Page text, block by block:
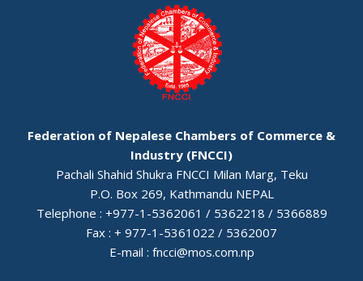
Federation of Nepalese Chambers of Commerce &
Industry (FNCCI)
Pachali Shahid Shukra FNCCI Milan Marg, Teku
P.O. Box 269, Kathmandu NEPAL
Telephone : +977-1-5362061 / 5362218 / 5366889
Fax : + 977-1-5361022 / 5362007
E-mail : fncci@mos.com.np